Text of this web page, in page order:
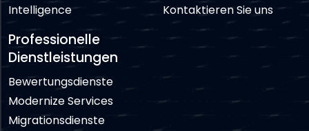
Intelligence
Professionelle
Dienstleistungen
Bewertungsdienste
Modernize Services
Migrationsdienste
Kontaktieren Sie uns